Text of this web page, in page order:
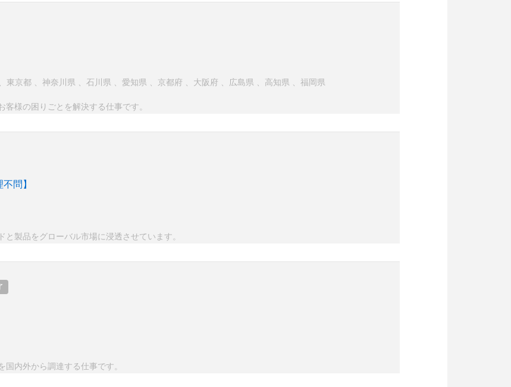
東京都 神奈川県 石川県 愛知県 京都府 大阪府 広島県 高知県 福岡県
様の困りごとを解決する仕事です。
問】
製品をグローバル市場に浸透させています。
内外から調達する仕事です。